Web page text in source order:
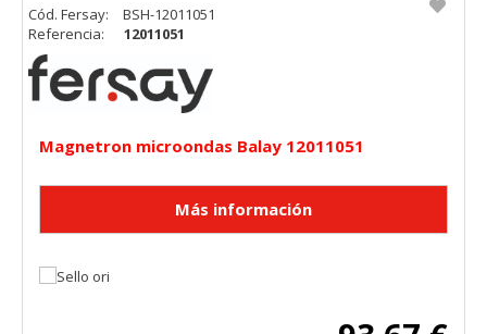
Magnetron microondas Balay 12011051
Cód. Fersay:
BSH-12011051
Referencia:
12011051